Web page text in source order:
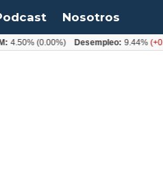
Nosotros
(0.00%) Desempleo: 9.44%(+0.33 pts)